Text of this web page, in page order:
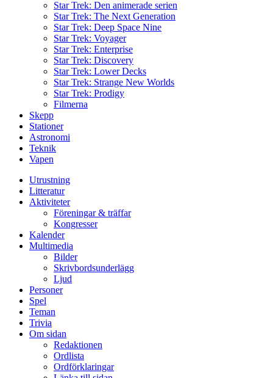
Star Trek: Den animerade serien
Star Trek: The Next Generation
Star Trek: Deep Space Nine
Star Trek: Voyager
Star Trek: Enterprise
Star Trek: Discovery
Star Trek: Lower Decks
Star Trek: Strange New Worlds
Star Trek: Prodigy
Filmerna
Skepp
Stationer
Astronomi
Teknik
Vapen
Utrustning
Litteratur
Aktiviteter
Föreningar & träffar
Kongresser
Kalender
Multimedia
Bilder
Skrivbordsunderlägg
Ljud
Personer
Spel
Teman
Trivia
Om sidan
Redaktionen
Ordlista
Ordförklaringar